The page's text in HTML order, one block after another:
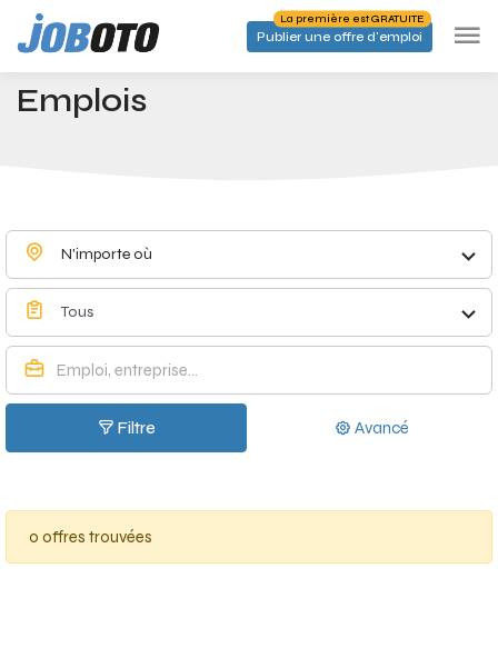
Skip to main content
Publier une offre d'emploi
La première est GRATUITE
Accueil Emplois à Hoogstraten - Joboto
Emplois
N'importe où
Tous
Filtre Avancé
0 offres trouvées